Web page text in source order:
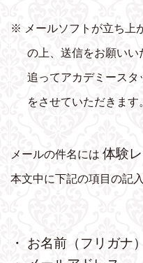
※ メールソフトが立ち上
の上、送信をお願いい
追ってアカデミース
をさせていただきます
メールの件名には 体験
本文中に下記の項目の記
・ お名前（フリガナ）